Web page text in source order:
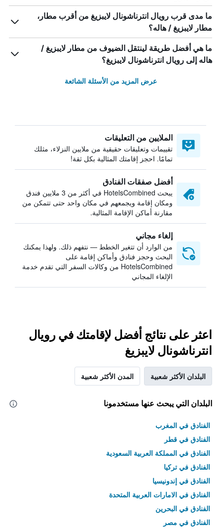
ما مدى قرب رويال انترناشونال لايبزيغ من أقرب مطار،
مطار لايبزيغ / هاله؟
ما هي أفضل طريقة لينتقل الضيوف من مطار لايبزيغ /
هاله إلى رويال انترناشونال لايبزيغ؟
عرض المزيد من الأسئلة الشائعة
الملايين من التعليقات
تقييمات وتعليقات حقيقية من ملايين النزلاء، مثلك
تمامًا. احجز إقامتك المثالية بكل ثقة!
أفضل صفقات الفنادق
يبحث HotelsCombined في أكثر من 3 ملايين فندق
ومكان إقامة ويجمعهم في مكان واحد حتى تتمكن من
مقارنة أماكن الإقامة المثالية.
إلغاء مجاني
من الوارد أن تتغير الخطط — نتفهم ذلك. ولهذا يمكنك
البحث وحجز فنادق وأماكن إقامة على
HotelsCombined من وكالات السفر التي تقدم خدمة
الإلغاء المجاني
اعثر على نتائج أفضل لإقامتك في رويال
انترناشونال لايبزيغ
البلدان الأكثر شعبية المدن الأكثر شعبية
البلدان التي يبحث عنها مستخدمونا
الفنادق في المغرب
الفنادق في قطر
الفنادق في المملكة العربية السعودية
الفنادق في تركيا
الفنادق في إندونيسيا
الفنادق في الامارات العربية المتحدة
الفنادق في البحرين
الفنادق في مصر